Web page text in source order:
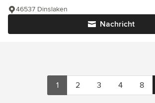
Nachricht
46537 Dinslaken
1 2 3 4 8